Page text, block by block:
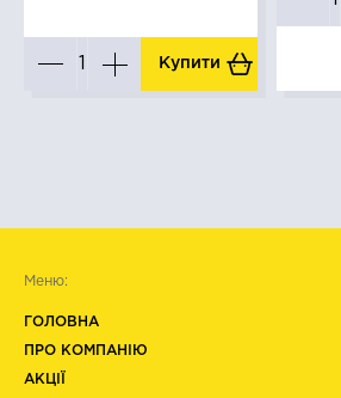
Купити
Меню:
ГОЛОВНА
ПРО КОМПАНІЮ
АКЦІЇ